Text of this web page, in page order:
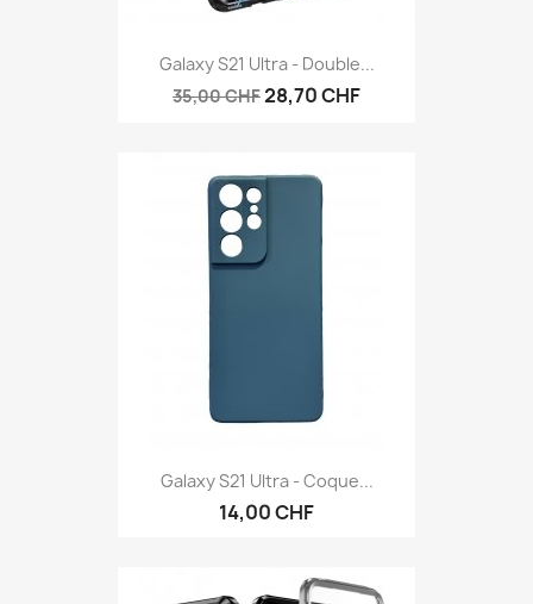
Galaxy S21 Ultra - Double...
35,00 CHF28,70 CHF
Galaxy S21 Ultra - Coque...
14,00 CHF